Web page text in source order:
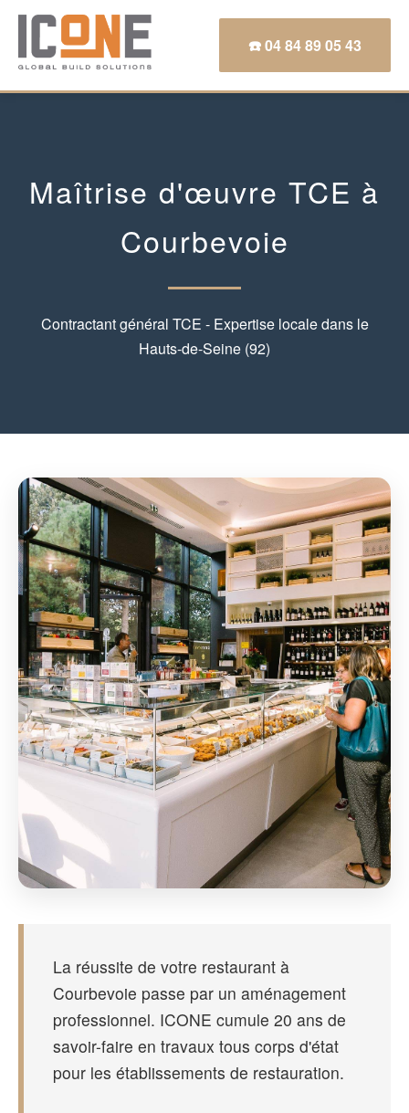
☎️ 04 84 89 05 43
Maîtrise d'œuvre TCE à
Courbevoie
Contractant général TCE - Expertise locale dans le
Hauts-de-Seine (92)
La réussite de votre restaurant à
Courbevoie passe par un aménagement
professionnel. ICONE cumule 20 ans de
savoir-faire en travaux tous corps d'état
pour les établissements de restauration.